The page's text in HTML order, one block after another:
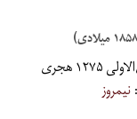
خالق اثر: آگوست کرشیش – تاریخ چاپ: جمادی‌الاولی ۱۲۷۵ هجری
نیمروز